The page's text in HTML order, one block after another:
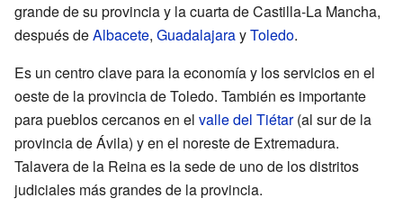
grande de su provincia y la cuarta de Castilla-La Mancha,
después deAlbacete, GuadalajarayToledo.
Es un centro clave para la economía y los servicios en el
oeste de la provincia de Toledo. También es importante
para pueblos cercanos en el valle del Tiétar(al sur de la
provincia de Ávila) y en el noreste de Extremadura.
Talavera de la Reina es la sede de uno de los distritos
judiciales más grandes de la provincia.